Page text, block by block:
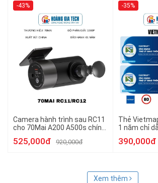
-43%
Camera hành trình sau RC11
cho 70Mai A200 A500s chính
525,000đ 920,000đ
-35%
Thẻ
1 năm chỉ
thoại và
390,000đ
Xem thêm